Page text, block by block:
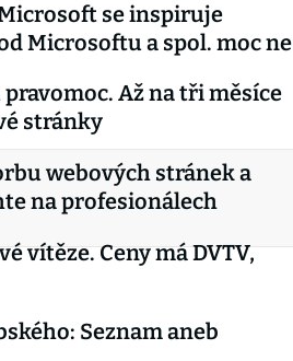
se inspiruje
Microsoftu a spol. moc ne
Až na tři měsíce
stránky
webových stránek a
na profesionálech
vítěze. Ceny má DVTV,
Seznam aneb